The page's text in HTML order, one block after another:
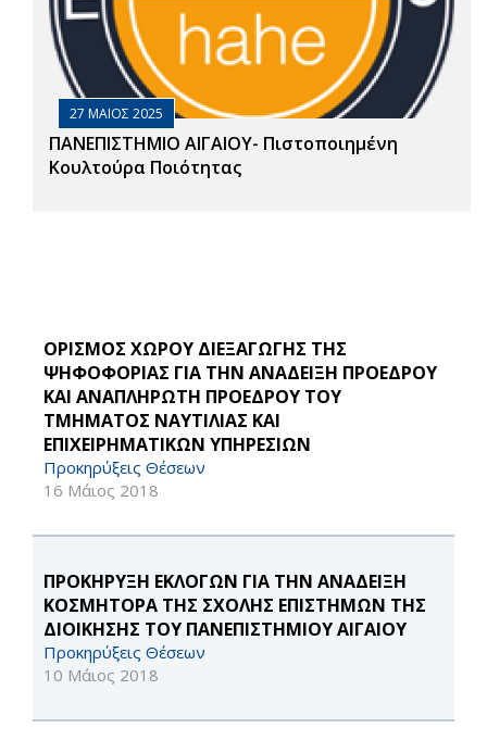
27 ΜΑΙΟΣ 2025
ΠΑΝΕΠΙΣΤΗΜΙΟ ΑΙΓΑΙΟΥ- Πιστοποιημένη
Κουλτούρα Ποιότητας
ΟΡΙΣΜΟΣ ΧΩΡΟΥ ΔΙΕΞΑΓΩΓΗΣ ΤΗΣ
ΨΗΦΟΦΟΡΙΑΣ ΓΙΑ ΤΗΝ ΑΝΑΔΕΙΞΗ ΠΡΟΕΔΡΟΥ
ΚΑΙ ΑΝΑΠΛΗΡΩΤΗ ΠΡΟΕΔΡΟΥ ΤΟΥ
ΤΜΗΜΑΤΟΣ ΝΑΥΤΙΛΙΑΣ ΚΑΙ
ΕΠΙΧΕΙΡΗΜΑΤΙΚΩΝ ΥΠΗΡΕΣΙΩΝ
Προκηρύξεις Θέσεων
16 Μάιος 2018
ΠΡΟΚΗΡΥΞΗ ΕΚΛΟΓΩΝ ΓΙΑ ΤΗΝ ΑΝΑΔΕΙΞΗ
ΚΟΣΜΗΤΟΡΑ ΤΗΣ ΣΧΟΛΗΣ ΕΠΙΣΤΗΜΩΝ ΤΗΣ
ΔΙΟΙΚΗΣΗΣ ΤΟΥ ΠΑΝΕΠΙΣΤΗΜΙΟΥ ΑΙΓΑΙΟΥ
Προκηρύξεις Θέσεων
10 Μάιος 2018